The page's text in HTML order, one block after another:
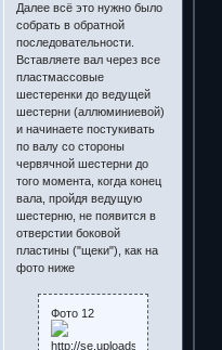
Далее всё это нужно было
собрать в обратной
последовательности.
Вставляете вал через все
пластмассовые
шестеренки до ведущей
шестерни (аллюминиевой)
и начинаете постукивать
по валу со стороны
червячной шестерни до
того момента, когда конец
вала, пройдя ведущую
шестерню, не появится в
отверстии боковой
пластины ("щеки"), как на
фото ниже
Фото 12